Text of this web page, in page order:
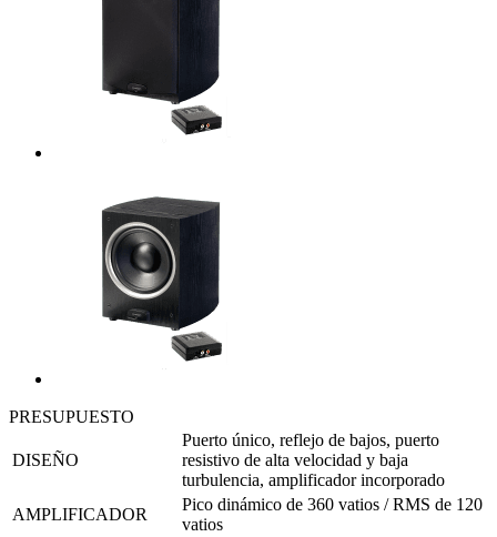
PRESUPUESTO
DISEÑO
Puerto único, reflejo de bajos, puerto
resistivo de alta velocidad y baja
turbulencia, amplificador incorporado
AMPLIFICADOR
Pico dinámico de 360 vatios / RMS de 120
vatios